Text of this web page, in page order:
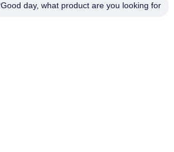
Good day, what product are you looking for?